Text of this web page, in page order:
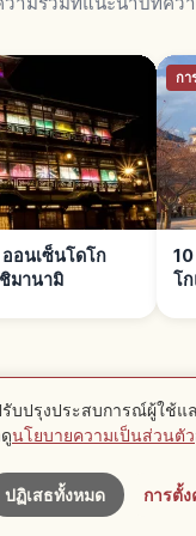
ออนเซ็นโดโก
มานามิ
กา
โก
นะนำใกล้เคี
ความแนะนำในบริเวณนี้
บปรุงประสบการณ์ผู้ใช้แ
นโยบายความเป็นส่วนตัว
ปฏิเสธทั้งหมด การตั้ง